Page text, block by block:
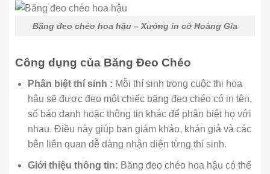
Băng đeo chéo hoa hậu – Xưởng in cờ Hoàng Gia
Công dụng của Băng Đeo Chéo
Phân biệt thí sinh : Mỗi thí sinh trong cuộc thi hoa
hậu sẽ được đeo một chiếc băng đeo chéo có in tên,
số báo danh hoặc thông tin khác để phân biệt họ với
nhau. Điều này giúp ban giám khảo, khán giả và các
bên liên quan dễ dàng nhận diện từng thí sinh.
Giới thiệu thông tin: Băng đeo chéo hoa hậu có thể